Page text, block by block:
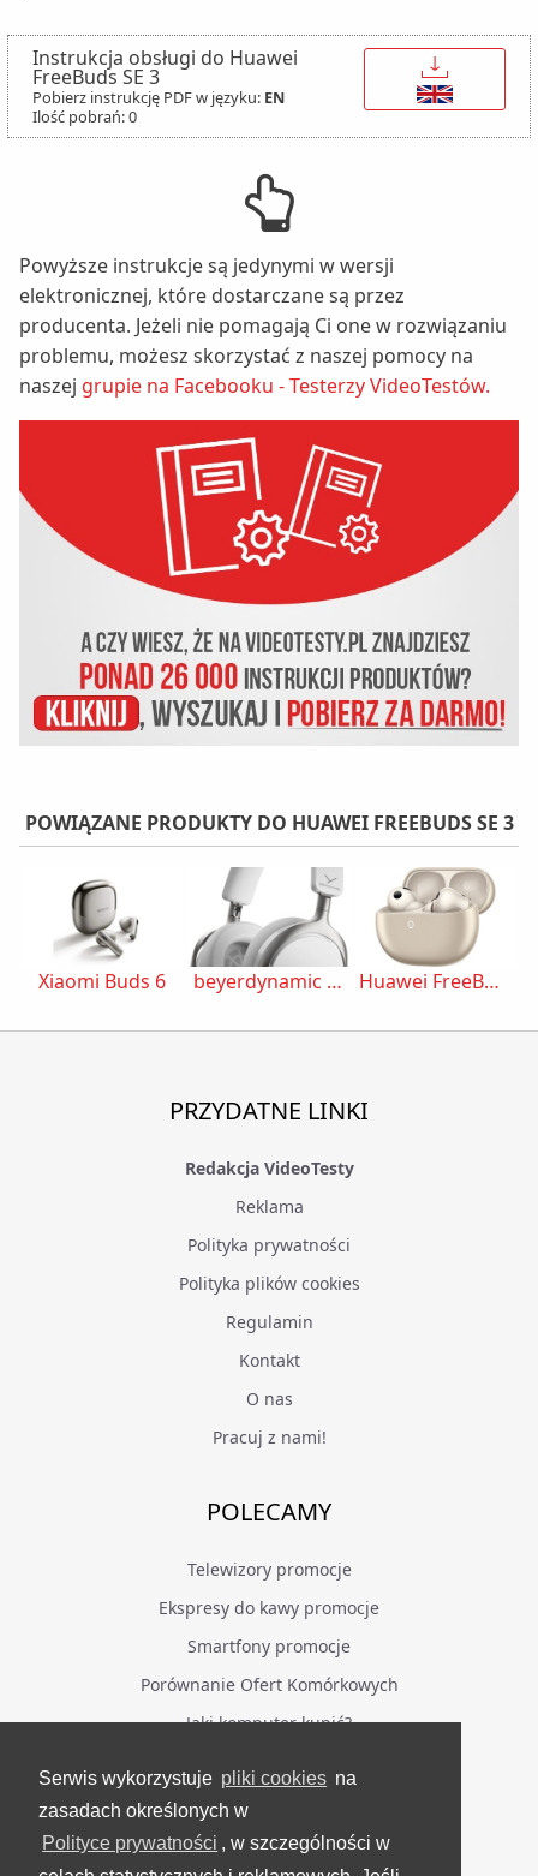
Serwis wykorzystuje pliki cookies na
zasadach określonych w
Polityce prywatności , w szczególności w
Instrukcja obsługi do Huawei
FreeBuds SE 3
Pobierz instrukcję PDF w języku: EN
Ilość pobrań: 0
↓
Powyższe instrukcje są jedynymi w wersji
elektronicznej, które dostarczane są przez
producenta. Jeżeli nie pomagają Ci one w rozwiązaniu
problemu, możesz skorzystać z naszej pomocy na
naszej grupie na Facebooku - Testerzy VideoTestów.
POWIĄZANE PRODUKTY DO HUAWEI FREEBUDS SE 3
Xiaomi Buds 6 beyerdynamic aventho 200 Huawei FreeBuds Pro 5
PRZYDATNE LINKI
Redakcja VideoTesty
Reklama
Polityka prywatności
Polityka plików cookies
Regulamin
Kontakt
O nas
Pracuj z nami!
POLECAMY
Telewizory promocje
Ekspresy do kawy promocje
Smartfony promocje
Porównanie Ofert Komórkowych
Jaki komputer kupić?
BĄDŹ NA BIEŻĄCO
Facebook